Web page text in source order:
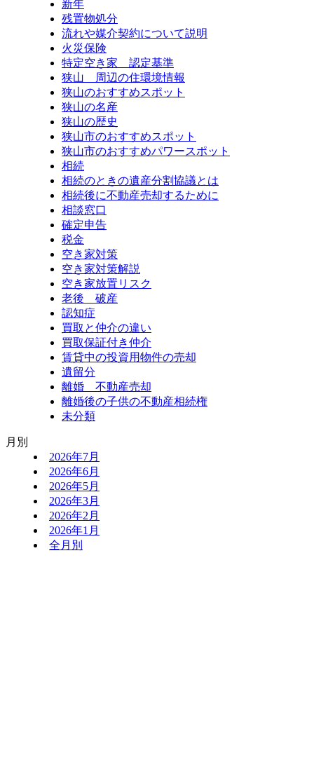
新年
残置物処分
流れや媒介契約について説明
火災保険
特定空き家 認定基準
狭山 周辺の住環境情報
狭山のおすすめスポット
狭山の名産
狭山の歴史
狭山市のおすすめスポット
狭山市のおすすめパワースポット
相続
相続のときの遺産分割協議とは
相続後に不動産売却するために
相談窓口
確定申告
税金
空き家対策
空き家対策解説
空き家放置リスク
老後 破産
認知症
買取と仲介の違い
買取保証付き仲介
賃貸中の投資用物件の売却
遺留分
離婚 不動産売却
離婚後の子供の不動産相続権
未分類
月別
2026年7月
2026年6月
2026年5月
2026年3月
2026年2月
2026年1月
全月別